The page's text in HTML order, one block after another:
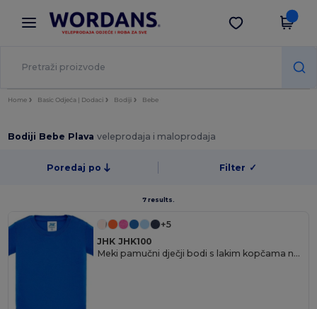
× Aplikacija Wordans
Bolje cijene u aplikaciji!
Preuzmi app
Home Basic Odjeća | Dodaci Bodiji Bebe
Bodiji Bebe Plavaveleprodaja i maloprodaja
Poredaj po Filter ✓
7 results.
+5
JHK JHK100
Meki pamučni dječji bodi s lakim kopčama na pritisak